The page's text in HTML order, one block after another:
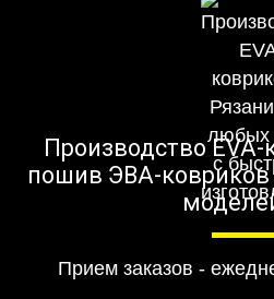
Производство
пошив ЭВА-
Прием заказов -